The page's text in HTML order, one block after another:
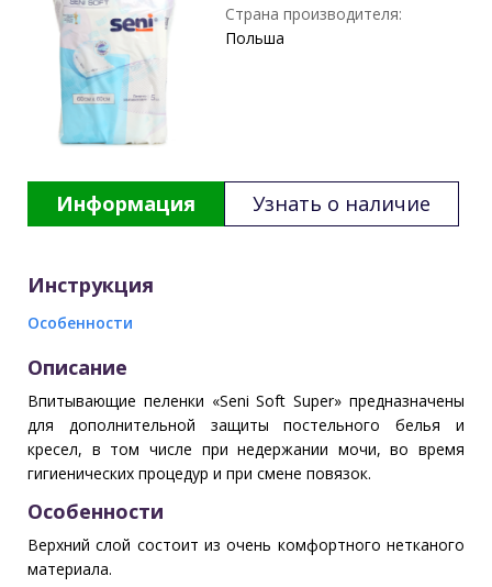
Страна производителя:
Польша
Информация Узнать о наличие
Инструкция
Особенности
Описание
Впитывающие пеленки «Seni Soft Super» предназначены
для дополнительной защиты постельного белья и
кресел, в том числе при недержании мочи, во время
гигиенических процедур и при смене повязок.
Особенности
Верхний слой состоит из очень комфортного нетканого
материала.